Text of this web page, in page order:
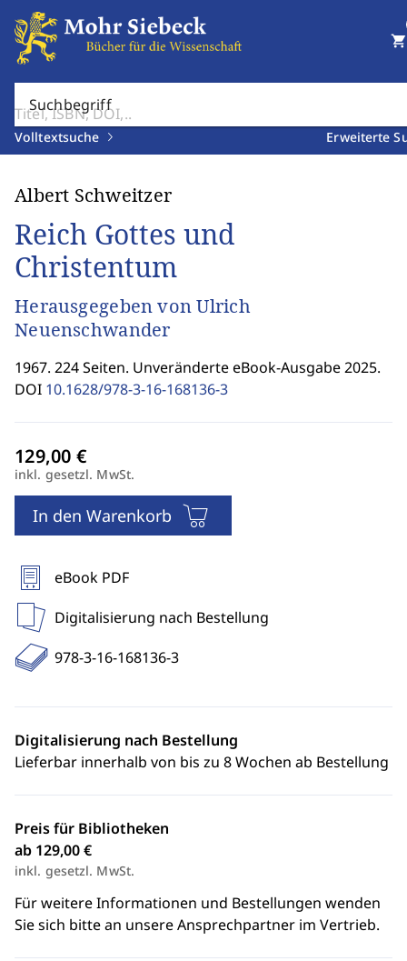
Suchbegriff
Volltextsuche Erweiterte
shopping_cart
Albert Schweitzer
Reich Gottes und
Christentum
Herausgegeben von Ulrich
Neuenschwander
1967. 224 Seiten. Unveränderte eBook-Ausgabe 2025.
DOI 10.1628/978-3-16-168136-3
inkl. gesetzl. MwSt.
In den Warenkorb
eBook PDF
Digitalisierung nach Bestellung
978-3-16-168136-3
Digitalisierung nach Bestellung
Lieferbar innerhalb von bis zu 8 Wochen ab Bestellung
Preis für Bibliotheken
ab 129,00 €
inkl. gesetzl. MwSt.
Für weitere Informationen und Bestellungen wenden
Sie sich bitte an unsere Ansprechpartner im Vertrieb.